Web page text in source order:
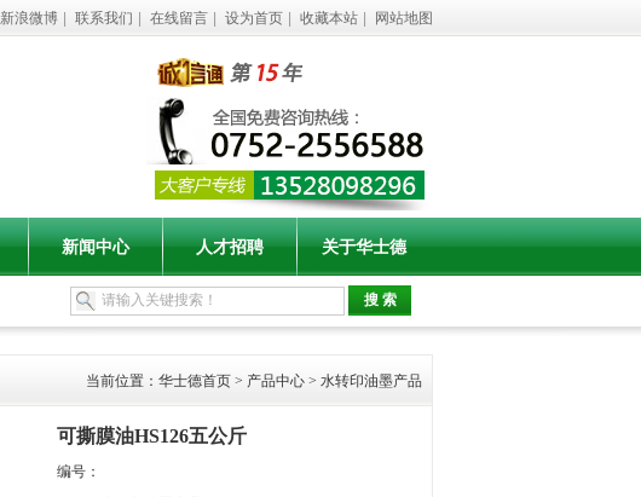
新浪微博 联系我们 在线留言 设为首页 收藏本站 网站地图
新闻中心 人才招聘 关于华士德
当前位置： 华士德首页 > 产品中心 > 水转印油墨产品
可撕膜油HS126五公斤
编号：